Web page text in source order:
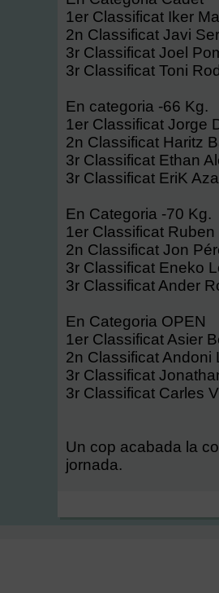
1er Classificat Iker
2n Classificat Javi
3r Classificat Joel
3r Classificat Toni
En categoria -66 Kg.
1er Classificat Jorge
2n Classificat Haritz
3r Classificat Ethan
3r Classificat EriK
En Categoria -70 Kg.
1er Classificat
2n Classificat Jon
3r Classificat Eneko
3r Classificat Ander
En Categoria OPEN
1er Classificat Asier
2n Classificat Andoni
3r Classificat
3r Classificat Carles
Un cop acabada la
jornada.